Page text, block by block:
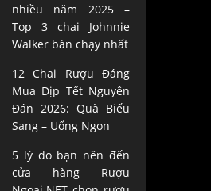
nhiều năm 2025 –
Top 3 chai Johnnie
Walker bán chạy nhất
12 Chai Rượu Đáng
Mua Dịp Tết Nguyên
Đán 2026: Quà Biếu
Sang – Uống Ngon
5 lý do bạn nên đến
cửa hàng Rượu